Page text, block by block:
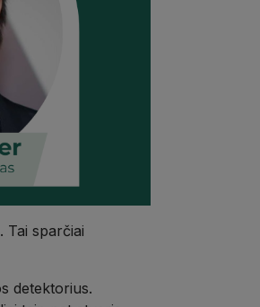
Tai sparčiai
detektorius.